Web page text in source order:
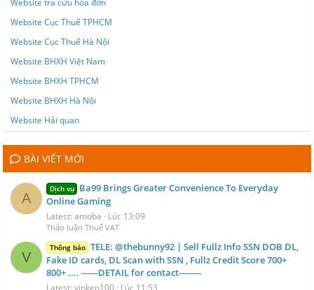
Website tra cứu hóa đơn
Website Cục Thuế TPHCM
Website Cục Thuế Hà Nội
Website BHXH Việt Nam
Website BHXH TPHCM
Website BHXH Hà Nội
Website Hải quan
BÀI VIẾT MỚI
A
Dịch vụ Ba99 Brings Greater Convenience To Everyday
Online Gaming
Latest: amoba Lúc 13:09
Thảo luận Thuế VAT
V
Thông báo TELE: @thebunny92 | Sell Fullz Info SSN DOB DL,
Fake ID cards, DL Scan with SSN , Fullz Credit Score 700+
800+ .... ------DETAIL for contact--------
Latest: vinken100 Lúc 11:53